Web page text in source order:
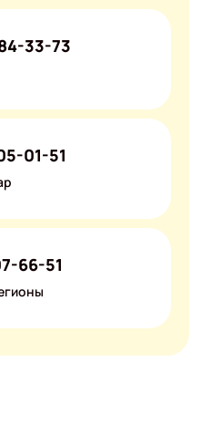
33-73
01-51
66-51